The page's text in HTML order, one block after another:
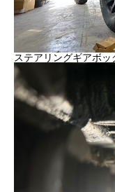
ステアリングギアボ